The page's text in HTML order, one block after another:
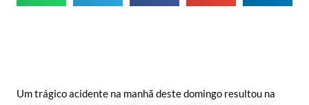
Um trágico acidente na manhã deste domingo resultou na